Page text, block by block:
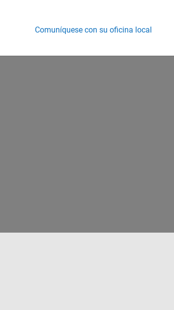
Comuníquese con su oficina local